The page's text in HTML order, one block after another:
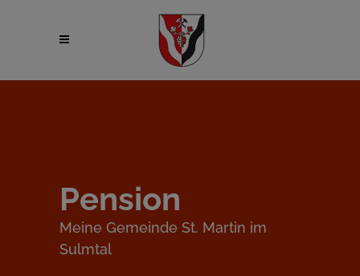
Pension
Meine Gemeinde St. Martin im
Sulmtal